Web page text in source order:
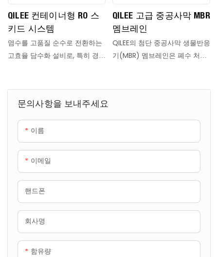
문의사항을 보내주세요
이름
이메일
핸드폰
회사명
함유량
여 박테리아, 콜로이드 및 바이러
스를 차단합니다. 정화된 투과수
는 재사용을 위해 수집되며, 시스
템의 자동 역세척 및 공기 세척
기능은 멤브레인을 깨끗하게 유
사형 멤브레인: 속이 빈 섬유 구
조로 단위 부피당 넓은 비표면적
을 가지며 가정용 정수기에 널리
사용됩니다.
QILEE 컨테이너형 RO 스
키드 시스템
염수를 고품질 순수로 전환하는
고효율 담수화 설비로, 특히 경도
QILEE 고급 중공사막 MBR
멤브레인
QILEE의 첨단 중공사막 생물반응
기(MBR) 멤브레인은 폐수 처리
지지체 위에 견고한 PVDF 분리
과 탁월한 기계적 강도를 결합했
열과 최적화된 기공 구조는 일관
되고 고품질의 처리수를 보장하
인은 도시 하수부터 복잡한 산업
폐수에 이르기까지 다양한 폐수